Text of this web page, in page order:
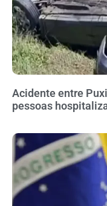
Acidente entre
pessoas